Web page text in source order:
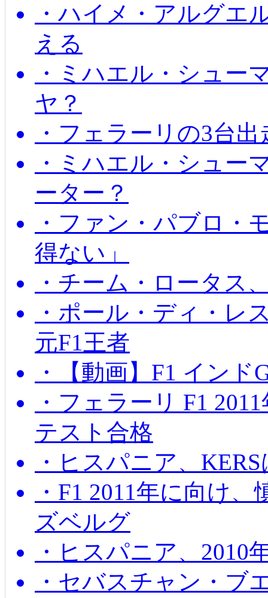
・ハイメ・アルグエ
える
・ミハエル・シュー
ヤ？
・フェラーリの3台
・ミハエル・シュー
ーター？
・ファン・パブロ・
得ない」
・チーム・ロータス
・ポール・ディ・レ
元F1王者
・【動画】F1 イン
・フェラーリ F1
テスト合格
・ヒスパニア、
・F1 2011年に向け
ズベルグ
・ヒスパニア、2010
・セバスチャン・ブ